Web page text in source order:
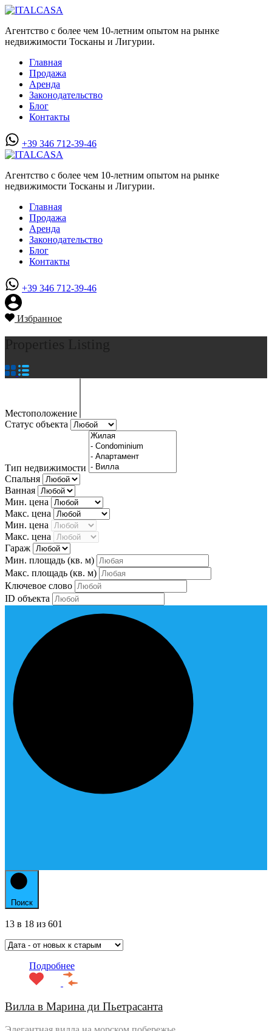
Агентство с более чем 10-летним опытом на рынке
недвижимости Тосканы и Лигурии.
Главная
Продажа
Аренда
Законодательство
Блог
Контакты
+39 346 712-39-46
Агентство с более чем 10-летним опытом на рынке
недвижимости Тосканы и Лигурии.
Главная
Продажа
Аренда
Законодательство
Блог
Контакты
+39 346 712-39-46
Избранное
Местоположение
Статус объекта
Тип недвижимости
Спальня
Ванная
Мин. цена
Макс. цена
Мин. цена
Макс. цена
Гараж
Мин. площадь (кв. м)
Макс. площадь (кв. м)
Ключевое слово
ID объекта
Поиск
13 в 18 из 601
Подробнее
Вилла в Марина ди Пьетрасанта